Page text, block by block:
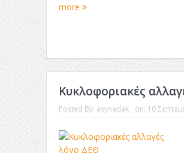
more
Κυκλοφοριακές
Posted By: asynadak on: 10